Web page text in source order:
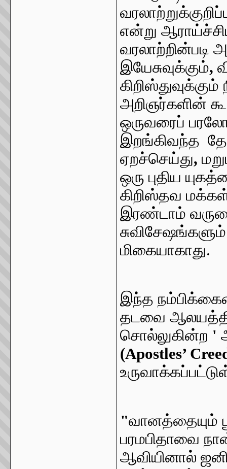
என்று
வரலாற்றின்படி
இயேசுவுக்கும்,
அறிஞர்களின்
ஒருவரைப்
இறங்கிவந்த
ஏறச்செய்து,
ஒரு புதிய
கிறிஸ்தவ
இரண்டாம்
மிகையாகாது.
இந்த
தடவை
சொல்லுகின்ற '
(Apostles’
"வானத்தையும்
பரமபிதாவை
ஆவியினால்